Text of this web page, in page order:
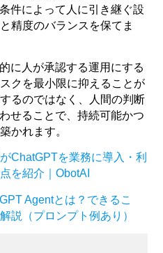
件によって人に引き継ぐ設
精度のバランスを保てま
に人が承認する運用にする
クを最小限に抑えることが
るのではなく、人間の判断
せることで、持続可能かつ
かれます。
ChatGPTを業務に導入・利
を紹介｜ObotAI
Agentとは？できるこ
説（プロンプト例あり）